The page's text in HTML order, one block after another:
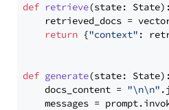
def retrieve(state: State):
retrieved_docs =
return {"context" :
def generate(state: State):
    docs_content =
"\n\n"
messages =